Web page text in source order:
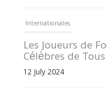
Internationales
Les Joueurs de
Célèbres de
12 July 2024